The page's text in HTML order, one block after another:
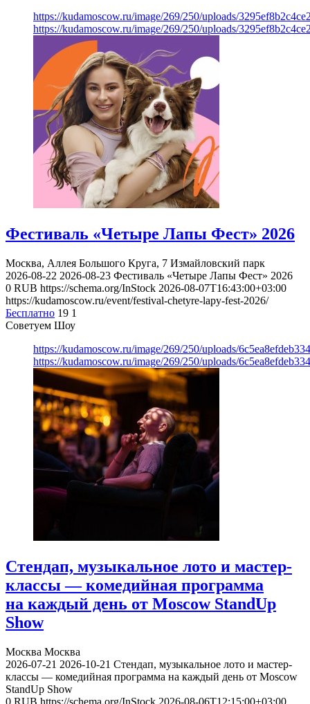
https://kudamoscow.ru/image/269/250/uploads/
https://kudamoscow.ru/image/269/250/uploads/
Фестиваль «Четыре Лапы Фест» 2026
Москва, Аллея Большого Круга, 7 Измайловский парк
2026-08-22 2026-08-23 Фестиваль «Четыре Лапы Фест» 2026
0 RUB https://schema.org/InStock 2026-08-07T16:43:00+03:00
https://kudamoscow.ru/event/festival-chetyre-lapy-fest-2026/
Бесплатно 19 1
Советуем Шоу
https://kudamoscow.ru/image/269/250/uploads/
https://kudamoscow.ru/image/269/250/uploads/
Стендап, музыкальное лото и мастер-
классы — комедийная программа
на каждый день от Moscow StandUp
Show
Москва Москва
2026-07-21 2026-10-21 Стендап, музыкальное лото и мастер-
классы — комедийная программа на каждый день от Moscow
StandUp Show
0 RUB https://schema.org/InStock 2026-08-06T12:15:00+03:00